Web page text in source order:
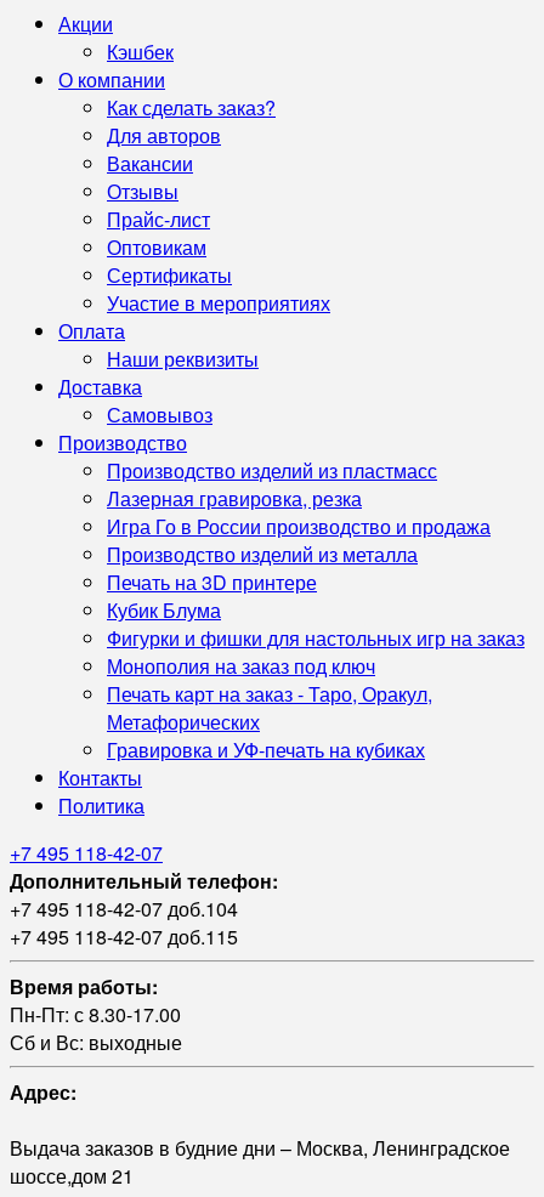
Акции
Кэшбек
О компании
Как сделать заказ?
Для авторов
Вакансии
Отзывы
Прайс-лист
Оптовикам
Сертификаты
Участие в мероприятиях
Оплата
Наши реквизиты
Доставка
Самовывоз
Производство
Производство изделий из пластмасс
Лазерная гравировка, резка
Игра Го в России производство и продажа
Производство изделий из металла
Печать на 3D принтере
Кубик Блума
Фигурки и фишки для настольных игр на заказ
Монополия на заказ под ключ
Печать карт на заказ - Таро, Оракул,
Метафорических
Гравировка и УФ‑печать на кубиках
Контакты
Политика
+7 495 118-42-07
Дополнительный телефон:
+7 495 118-42-07 доб.104
+7 495 118-42-07 доб.115
Время работы:
Пн-Пт: с 8.30-17.00
Сб и Вс: выходные
Адрес:
Выдача заказов в будние дни – Москва, Ленинградское
шоссе,дом 21